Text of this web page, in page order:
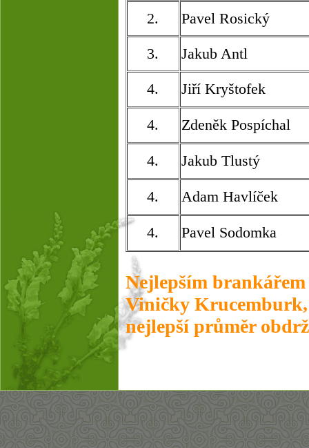
2. Pavel Rosický
3. Jakub Antl
4. Jiří Kryštofek
4. Zdeněk Pospíchal
4. Jakub Tlustý
4. Adam Havlíček
4. Pavel Sodomka
Nejlepším
Viničky Krucemburk,
nejlepší průměr